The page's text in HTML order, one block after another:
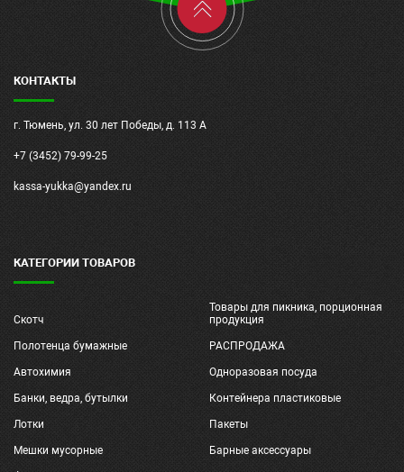
КОНТАКТЫ
г. Тюмень, ул. 30 лет Победы, д. 113 А
+7 (3452) 79-99-25
kassa-yukka@yandex.ru
КАТЕГОРИИ ТОВАРОВ
Скотч
Товары для пикника, порционная
продукция
Полотенца бумажные РАСПРОДАЖА
Автохимия Одноразовая посуда
Банки, ведра, бутылки Контейнера пластиковые
Лотки Пакеты
Мешки мусорные Барные аксессуары